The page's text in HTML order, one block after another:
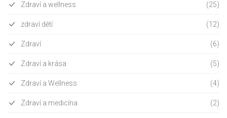
Zdraví a wellness (25)
zdraví dětí (12)
Zdraví (6)
Zdraví a krása (5)
Zdraví a Wellness (4)
Zdraví a medicína (2)